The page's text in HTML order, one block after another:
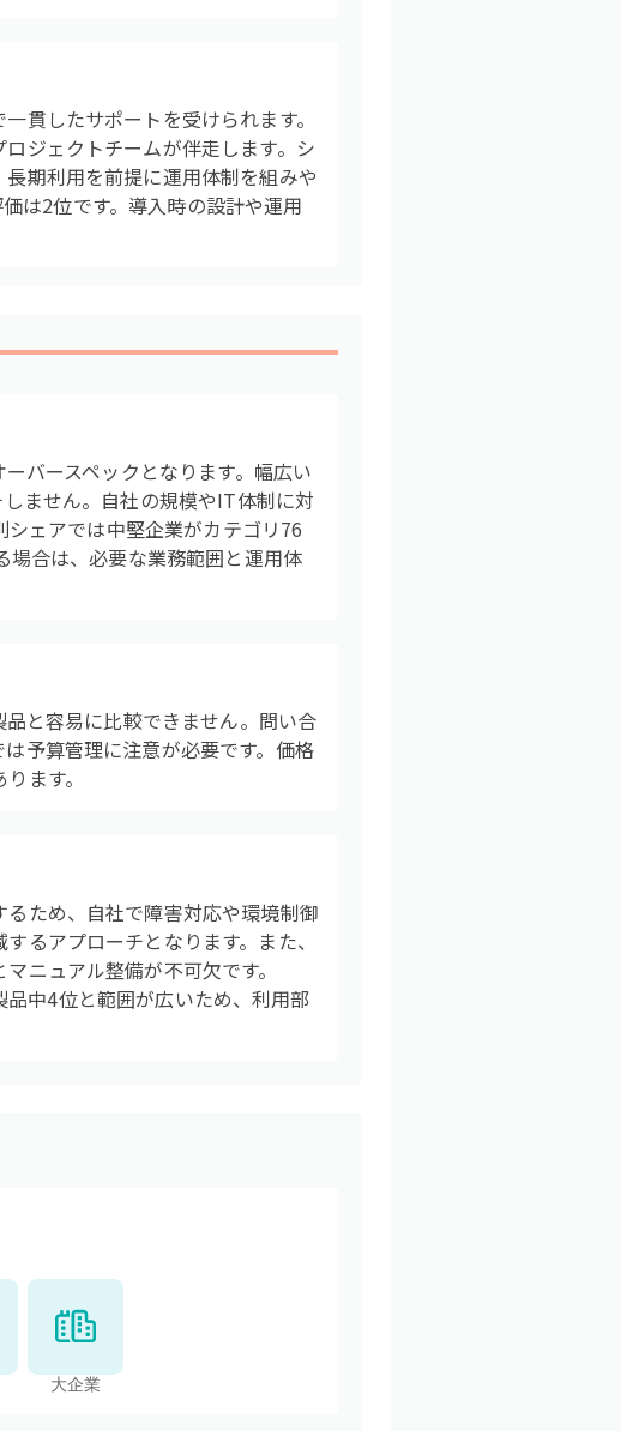
貫したサポートを受けられます。
ジェクトチームが伴走します。シ
期利用を前提に運用体制を組みや
は2位です。導入時の設計や運用
バースペックとなります。幅広い
ません。自社の規模やIT体制に対
ェアでは中堅企業がカテゴリ76
場合は、必要な業務範囲と運用体
と容易に比較できません。問い合
予算管理に注意が必要です。価格
ます。
ため、自社で障害対応や環境制御
るアプローチとなります。また、
ニュアル整備が不可欠です。
中4位と範囲が広いため、利用部
大企業